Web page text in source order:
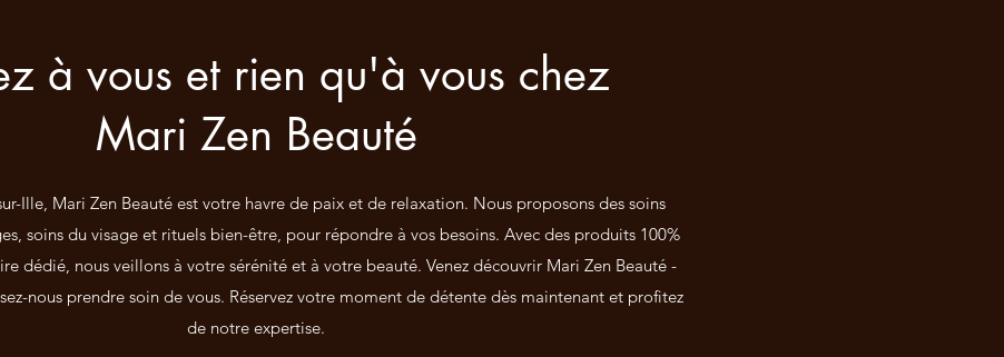
à vous et rien qu'à vous chez
Mari Zen Beauté
Ille, Mari Zen Beauté est votre havre de paix et de relaxation. Nous proposons des soins
soins du visage et rituels bien-être, pour répondre à vos besoins. Avec des produits 100%
dédié, nous veillons à votre sérénité et à votre beauté. Venez découvrir Mari Zen Beauté -
nous prendre soin de vous. Réservez votre moment de détente dès maintenant et profitez
de notre expertise.